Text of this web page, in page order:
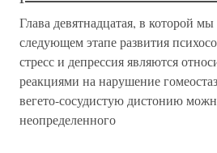
Глава девятнадцатая, в которой
следующем этапе развития
стресс и депрессия являются
реакциями на нарушение
вегето-сосудистую дистонию
неопределенного